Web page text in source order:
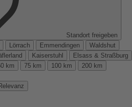
Standort freigeben
Lörrach Emmendingen
Waldshut
Kaiserstuhl
Elsass & Straßburg
km 75 km 100 km
200 km